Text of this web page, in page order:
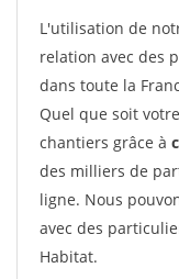
L'utilisation de
relation avec des
dans toute la
Quel que soit
chantiers grâce à
des milliers de
ligne. Nous
avec des
Habitat.